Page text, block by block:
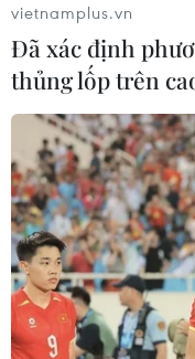
Anh: Ngân
được công bố
07/01/2020 06:51
vietnamplus.vn
Đã xác định
thủng lốp trên